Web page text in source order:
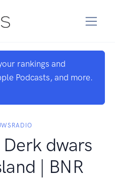
rankings and
Podcasts, and more.
dwars
| BNR